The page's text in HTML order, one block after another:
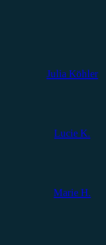
Julia Köhler
Lucie K.
Marie H.